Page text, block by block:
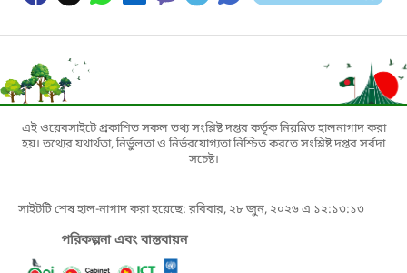
এই ওয়েবসাইটে প্রকাশিত সকল তথ্য সংশ্লিষ্ট দপ্তর কর্তৃক নিয়মিত হালনাগাদ করা
হয়। তথ্যের যথার্থতা, নির্ভুলতা ও নির্ভরযোগ্যতা নিশ্চিত করতে সংশ্লিষ্ট দপ্তর সর্বদা
সচেষ্ট।
সাইটটি শেষ হাল-নাগাদ করা হয়েছে: রবিবার, ২৮ জুন, ২০২৬ এ ১২:১৩:১৩
পরিকল্পনা এবং বাস্তবায়ন